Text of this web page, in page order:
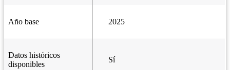
Año base 2025
Datos históricos
disponibles
Sí